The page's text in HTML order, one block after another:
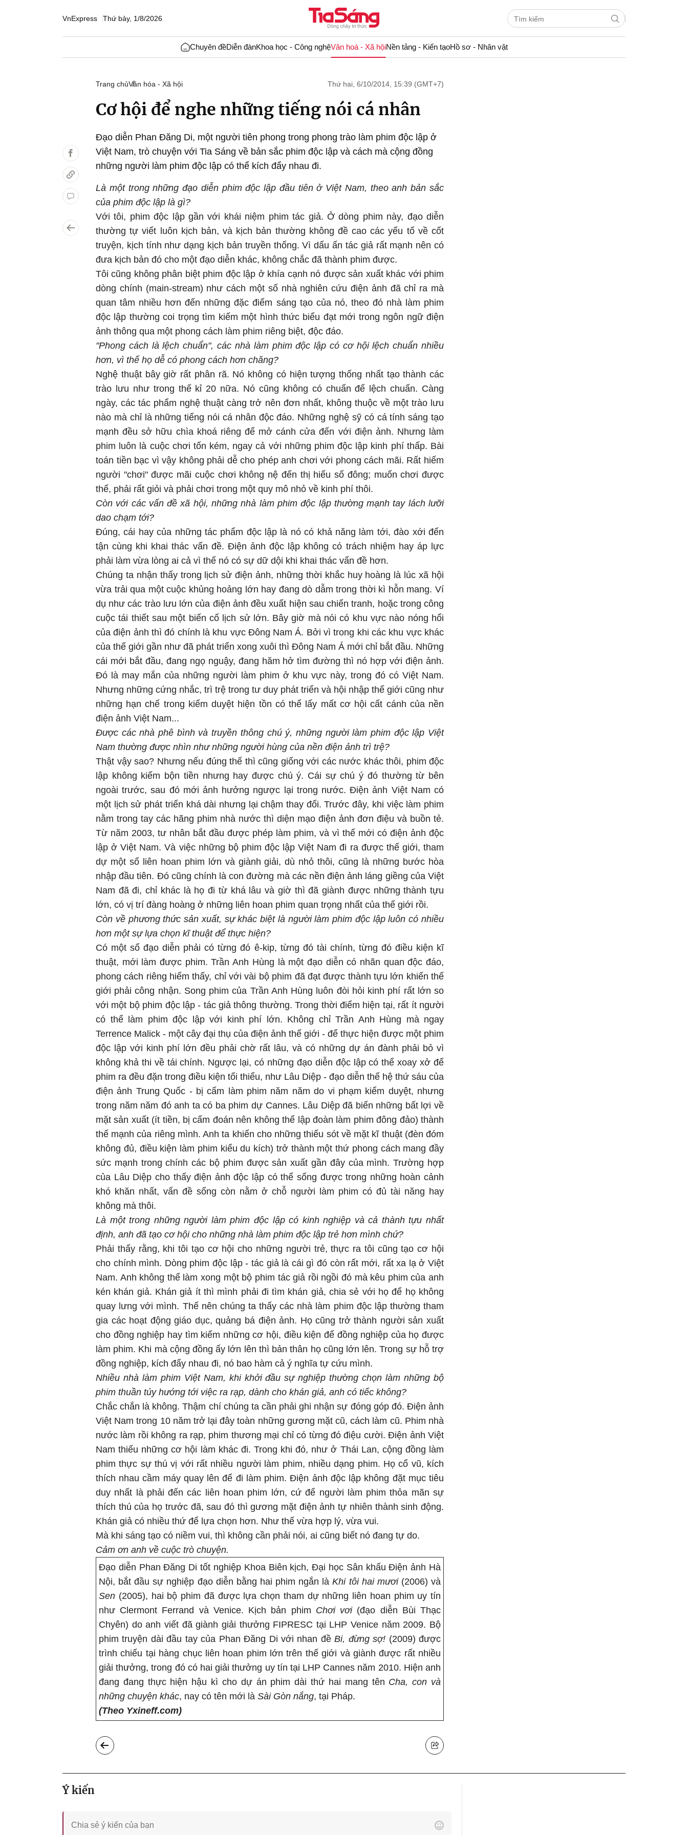
VnExpress Thứ bảy, 1/8/2026
Chuyên đềDiễn đànKhoa học - Công nghệVăn hoá - Xã hộiNền tảng - Kiến tạoHồ sơ - Nhân vật
Trang chủVăn hóa - Xã hội Thứ hai, 6/10/2014, 15:39 (GMT+7)
Cơ hội để nghe những tiếng nói cá nhân
Đạo diễn Phan Đăng Di, một người tiên phong trong phong trào làm phim độc lập ở
Việt Nam, trò chuyện với Tia Sáng về bản sắc phim độc lập và cách mà cộng đồng
những người làm phim độc lập có thể kích đẩy nhau đi.
Là một trong những đạo diễn phim độc lập đầu tiên ở Việt Nam, theo anh bản sắc
của phim độc lập là gì?
Với tôi, phim độc lập gần với khái niệm phim tác giả. Ở dòng phim này, đạo diễn
thường tự viết luôn kịch bản, và kịch bản thường không đề cao các yếu tố về cốt
truyện, kịch tính như dạng kịch bản truyền thống. Vì dấu ấn tác giả rất mạnh nên có
đưa kịch bản đó cho một đạo diễn khác, không chắc đã thành phim được.
Tôi cũng không phân biệt phim độc lập ở khía cạnh nó được sản xuất khác với phim
dòng chính (main-stream) như cách một số nhà nghiên cứu điện ảnh đã chỉ ra mà
quan tâm nhiều hơn đến những đặc điểm sáng tạo của nó, theo đó nhà làm phim
độc lập thường coi trọng tìm kiếm một hình thức biểu đạt mới trong ngôn ngữ điện
ảnh thông qua một phong cách làm phim riêng biệt, độc đáo.
"Phong cách là lệch chuẩn", các nhà làm phim độc lập có cơ hội lệch chuẩn nhiều
hơn, vì thế họ dễ có phong cách hơn chăng?
Nghệ thuật bây giờ rất phân rã. Nó không có hiện tượng thống nhất tạo thành các
trào lưu như trong thế kỉ 20 nữa. Nó cũng không có chuẩn để lệch chuẩn. Càng
ngày, các tác phẩm nghệ thuật càng trở nên đơn nhất, không thuộc về một trào lưu
nào mà chỉ là những tiếng nói cá nhân độc đáo. Những nghệ sỹ có cá tính sáng tạo
mạnh đều sở hữu chìa khoá riêng để mở cánh cửa đến với điện ảnh. Nhưng làm
phim luôn là cuộc chơi tốn kém, ngay cả với những phim độc lập kinh phí thấp. Bài
toán tiền bạc vì vậy không phải dễ cho phép anh chơi với phong cách mãi. Rất hiếm
người "chơi" được mãi cuộc chơi không nệ đến thị hiếu số đông; muốn chơi được
thế, phải rất giỏi và phải chơi trong một quy mô nhỏ về kinh phí thôi.
Còn với các vấn đề xã hội, những nhà làm phim độc lập thường mạnh tay lách lưỡi
dao chạm tới?
Đúng, cái hay của những tác phẩm độc lập là nó có khả năng làm tới, đào xới đến
tận cùng khi khai thác vấn đề. Điện ảnh độc lập không có trách nhiệm hay áp lực
phải làm vừa lòng ai cả vì thế nó có sự dữ dội khi khai thác vấn đề hơn.
Chúng ta nhận thấy trong lịch sử điện ảnh, những thời khắc huy hoàng là lúc xã hội
vừa trải qua một cuộc khủng hoảng lớn hay đang dò dẫm trong thời kì hỗn mang. Ví
dụ như các trào lưu lớn của điện ảnh đều xuất hiện sau chiến tranh, hoặc trong công
cuộc tái thiết sau một biến cố lịch sử lớn. Bây giờ mà nói có khu vực nào nóng hổi
của điện ảnh thì đó chính là khu vực Đông Nam Á. Bởi vì trong khi các khu vực khác
của thế giới gần như đã phát triển xong xuôi thì Đông Nam Á mới chỉ bắt đầu. Những
cái mới bắt đầu, đang ngọ nguậy, đang hăm hở tìm đường thì nó hợp với điện ảnh.
Đó là may mắn của những người làm phim ở khu vực này, trong đó có Việt Nam.
Nhưng những cứng nhắc, trì trệ trong tư duy phát triển và hội nhập thế giới cũng như
những hạn chế trong kiểm duyệt hiện tồn có thể lấy mất cơ hội cất cánh của nền
điện ảnh Việt Nam...
Được các nhà phê bình và truyền thông chú ý, những người làm phim độc lập Việt
Nam thường được nhìn như những người hùng của nền điện ảnh trì trệ?
Thật vậy sao? Nhưng nếu đúng thế thì cũng giống với các nước khác thôi, phim độc
lập không kiếm bộn tiền nhưng hay được chú ý. Cái sự chú ý đó thường từ bên
ngoài trước, sau đó mới ảnh hưởng ngược lại trong nước. Điện ảnh Việt Nam có
một lịch sử phát triển khá dài nhưng lại chậm thay đổi. Trước đây, khi việc làm phim
nằm trong tay các hãng phim nhà nước thì diện mạo điện ảnh đơn điệu và buồn tẻ.
Từ năm 2003, tư nhân bắt đầu được phép làm phim, và vì thế mới có điện ảnh độc
lập ở Việt Nam. Và việc những bộ phim độc lập Việt Nam đi ra được thế giới, tham
dự một số liên hoan phim lớn và giành giải, dù nhỏ thôi, cũng là những bước hòa
nhập đầu tiên. Đó cũng chính là con đường mà các nền điện ảnh láng giềng của Việt
Nam đã đi, chỉ khác là họ đi từ khá lâu và giờ thì đã giành được những thành tựu
lớn, có vị trí đàng hoàng ở những liên hoan phim quan trọng nhất của thế giới rồi.
Còn về phương thức sản xuất, sự khác biệt là người làm phim độc lập luôn có nhiều
hơn một sự lựa chọn kĩ thuật để thực hiện?
Có một số đạo diễn phải có từng đó ê-kip, từng đó tài chính, từng đó điều kiện kĩ
thuật, mới làm được phim. Trần Anh Hùng là một đạo diễn có nhãn quan độc đáo,
phong cách riêng hiếm thấy, chỉ với vài bộ phim đã đạt được thành tựu lớn khiến thế
giới phải công nhận. Song phim của Trần Anh Hùng luôn đòi hỏi kinh phí rất lớn so
với một bộ phim độc lập - tác giả thông thường. Trong thời điểm hiện tại, rất ít người
có thể làm phim độc lập với kinh phí lớn. Không chỉ Trần Anh Hùng mà ngay
Terrence Malick - một cây đại thụ của điện ảnh thế giới - để thực hiện được một phim
độc lập với kinh phí lớn đều phải chờ rất lâu, và có những dự án đành phải bỏ vì
không khả thi về tái chính. Ngược lại, có những đạo diễn độc lập có thể xoay xở để
phim ra đều đặn trong điều kiện tối thiểu, như Lâu Diệp - đạo diễn thế hệ thứ sáu của
điện ảnh Trung Quốc - bị cấm làm phim năm năm do vi phạm kiểm duyệt, nhưng
trong năm năm đó anh ta có ba phim dự Cannes. Lâu Diệp đã biến những bất lợi về
mặt sản xuất (ít tiền, bị cấm đoán nên không thể lập đoàn làm phim đông đảo) thành
thế mạnh của riêng mình. Anh ta khiến cho những thiếu sót về mặt kĩ thuật (đèn đóm
không đủ, điều kiện làm phim kiểu du kích) trở thành một thứ phong cách mang đầy
sức mạnh trong chính các bộ phim được sản xuất gần đây của mình. Trường hợp
của Lâu Diệp cho thấy điện ảnh độc lập có thể sống được trong những hoàn cảnh
khó khăn nhất, vấn đề sống còn nằm ở chỗ người làm phim có đủ tài năng hay
không mà thôi.
Là một trong những người làm phim độc lập có kinh nghiệp và cả thành tựu nhất
định, anh đã tạo cơ hội cho những nhà làm phim độc lập trẻ hơn mình chứ?
Phải thấy rằng, khi tôi tạo cơ hội cho những người trẻ, thực ra tôi cũng tạo cơ hội
cho chính mình. Dòng phim độc lập - tác giả là cái gì đó còn rất mới, rất xa lạ ở Việt
Nam. Anh không thể làm xong một bộ phim tác giả rồi ngồi đó mà kêu phim của anh
kén khán giả. Khán giả ít thì mình phải đi tìm khán giả, chia sẻ với họ để họ không
quay lưng với mình. Thế nên chúng ta thấy các nhà làm phim độc lập thường tham
gia các hoạt động giáo dục, quảng bá điện ảnh. Họ cũng trở thành người sản xuất
cho đồng nghiệp hay tìm kiếm những cơ hội, điều kiện để đồng nghiệp của họ được
làm phim. Khi mà cộng đồng ấy lớn lên thì bản thân họ cũng lớn lên. Trong sự hỗ trợ
đồng nghiệp, kích đẩy nhau đi, nó bao hàm cả ý nghĩa tự cứu mình.
Nhiều nhà làm phim Việt Nam, khi khởi đầu sự nghiệp thường chọn làm những bộ
phim thuần túy hướng tới việc ra rạp, dành cho khán giả, anh có tiếc không?
Chắc chắn là không. Thậm chí chúng ta cần phải ghi nhận sự đóng góp đó. Điện ảnh
Việt Nam trong 10 năm trở lại đây toàn những gương mặt cũ, cách làm cũ. Phim nhà
nước làm rồi không ra rạp, phim thương mại chỉ có từng đó điệu cười. Điện ảnh Việt
Nam thiếu những cơ hội làm khác đi. Trong khi đó, như ở Thái Lan, cộng đồng làm
phim thực sự thú vị với rất nhiều người làm phim, nhiều dạng phim. Họ cổ vũ, kích
thích nhau cầm máy quay lên để đi làm phim. Điện ảnh độc lập không đặt mục tiêu
duy nhất là phải đến các liên hoan phim lớn, cứ để người làm phim thỏa mãn sự
thích thú của họ trước đã, sau đó thì gương mặt điện ảnh tự nhiên thành sinh động.
Khán giả có nhiều thứ để lựa chọn hơn. Như thế vừa hợp lý, vừa vui.
Mà khi sáng tạo có niềm vui, thì không cần phải nói, ai cũng biết nó đang tự do.
Cảm ơn anh về cuộc trò chuyện.
Đạo diễn Phan Đăng Di tốt nghiệp Khoa Biên kịch, Đại học Sân khấu Điện ảnh Hà
Nội, bắt đầu sự nghiệp đạo diễn bằng hai phim ngắn làKhi tôi hai mươi(2006) và
Sen (2005), hai bộ phim đã được lựa chọn tham dự những liên hoan phim uy tín
như Clermont Ferrand và Venice. Kịch bản phim Chơi vơi(đạo diễn Bùi Thạc
Chyên) do anh viết đã giành giải thưởng FIPRESC tại LHP Venice năm 2009. Bộ
phim truyện dài đầu tay của Phan Đăng Di với nhan đềBi, đừng sợ! (2009) được
trình chiếu tại hàng chục liên hoan phim lớn trên thế giới và giành được rất nhiều
giải thưởng, trong đó có hai giải thưởng uy tín tại LHP Cannes năm 2010. Hiện anh
đang đang thực hiện hậu kì cho dự án phim dài thứ hai mang tên Cha, con và
những chuyện khác, nay có tên mới là Sài Gòn nắng, tại Pháp.
(Theo Yxineff.com)
Ý kiến